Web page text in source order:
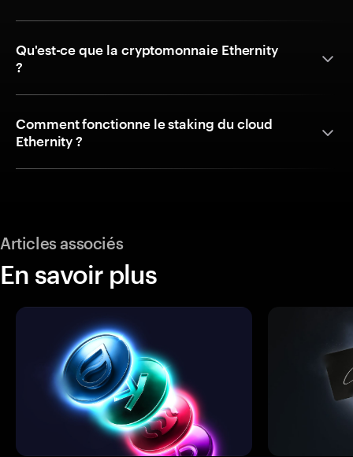
Qu'est-ce que la cryptomonnaie Ethernity
?
Comment fonctionne le staking du cloud
Ethernity ?
Articles associés
En savoir plus